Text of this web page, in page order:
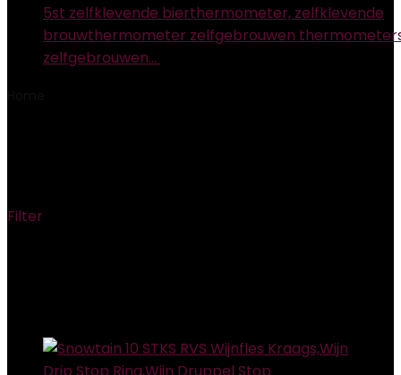
5st zelfklevende bierthermometer, zelfklevende
brouwthermometer zelfgebrouwen
zelfgebrouwen…
Filter